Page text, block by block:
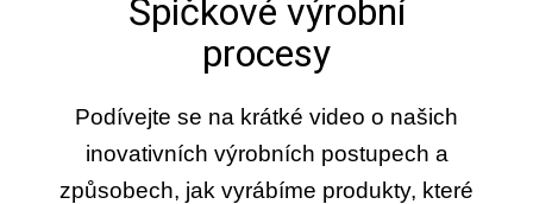
Špičkové výrobní
procesy
Podívejte se na krátké video o našich
inovativních výrobních postupech a
způsobech, jak vyrábíme produkty, které